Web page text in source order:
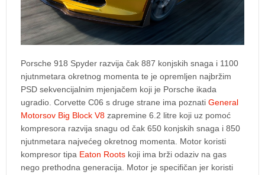
Porsche 918 Spyder razvija čak 887 konjskih snaga i 1100
njutnmetara okretnog momenta te je opremljen najbržim
PSD sekvencijalnim mjenjačem koji je Porsche ikada
ugradio. Corvette C06 s druge strane ima poznati General
Motorsov Big Block V8 zapremine 6.2 litre koji uz pomoć
kompresora razvija snagu od čak 650 konjskih snaga i 850
njutnmetara najvećeg okretnog momenta. Motor koristi
kompresor tipa Eaton Roots koji ima brži odaziv na gas
nego prethodna generacija. Motor je specifičan jer koristi